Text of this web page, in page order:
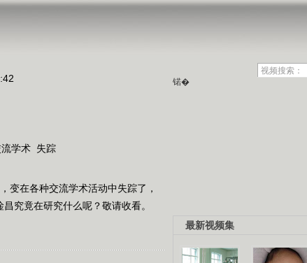
学术 失踪
变在各种交流学术活动中失踪了，
究竟在研究什么呢？敬请收看。
锘�
最新视频集